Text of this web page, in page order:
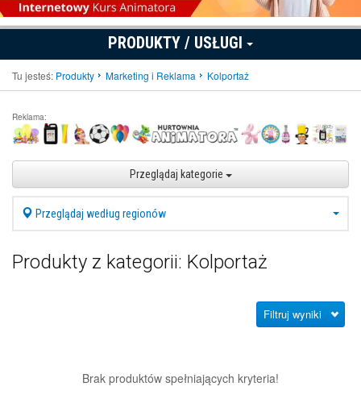
PRODUKTY / USŁUGI
Tu jesteś: Produkty Marketing i Reklama Kolportaż
Reklama:
Przeglądaj kategorie
Przeglądaj według regionów
Produkty z kategorii: Kolportaż
Filtruj wyniki
Brak produktów spełniających kryteria!